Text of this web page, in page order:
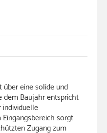
über eine solide und
dem Baujahr entspricht
individuelle
sorgt
Zugang zum